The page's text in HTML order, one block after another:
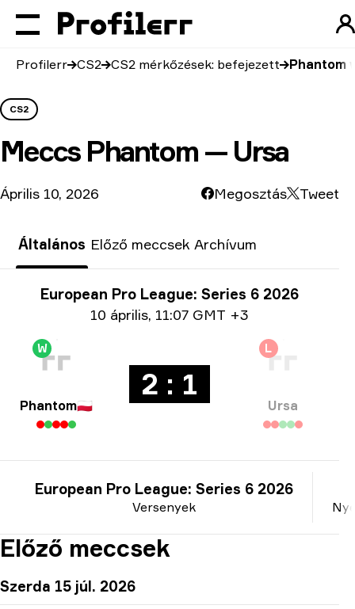
Profilerr CS2 CS2 mérkőzések: befejezett Phantom
CS2
Meccs Phantom — Ursa
Április 10, 2026 Megosztás Tweet
Általános Előző meccsek Archívum
Verseny infóEuropean Pro League: Series 6 2026
Dátum információ10 április, 11:07 GMT +3
W
Phantom🇵🇱
2 : 1
L
Ursa
Versenyek
European Pro League: Series 6 2026
Előző meccsek
Szerda 15 júl. 2026